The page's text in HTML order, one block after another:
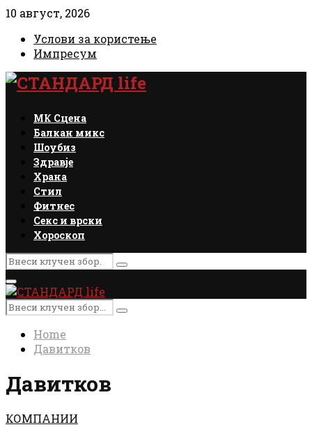
10 август, 2026
Услови за користење
Импресум
Facebook
Instagram
Email
Rss
МК Сцена
Балкан микс
Шоубиз
Здравје
Храна
Стил
Фитнес
Секс и врски
Хороскоп
Search
for:
Search
Primary
Menu
Search
for:
Search
Home
Давитков
Давитков
КОМПАНИИ